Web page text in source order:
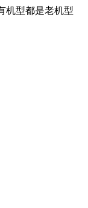
机型都是老机型